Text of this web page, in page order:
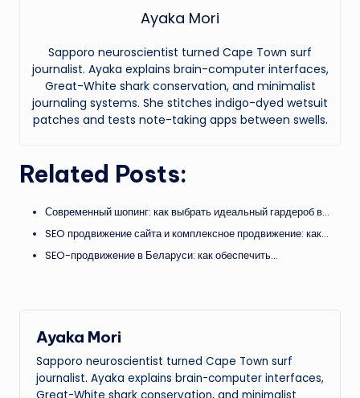
Ayaka Mori
Sapporo neuroscientist turned Cape Town surf
journalist. Ayaka explains brain-computer interfaces,
Great-White shark conservation, and minimalist
journaling systems. She stitches indigo-dyed wetsuit
patches and tests note-taking apps between swells.
Related Posts:
Современный шопинг: как выбрать идеальный гардероб в…
SEO продвижение сайта и комплексное продвижение: как…
SEO-продвижение в Беларуси: как обеспечить…
Ayaka Mori
Sapporo neuroscientist turned Cape Town surf
journalist. Ayaka explains brain-computer interfaces,
Great-White shark conservation, and minimalist